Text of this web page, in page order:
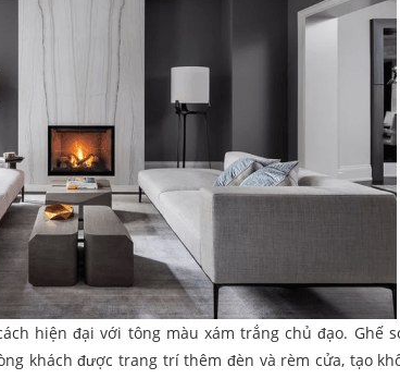
hiện đại với tông màu xám trắng chủ đạo. Ghế
khách được trang trí thêm đèn và rèm cửa, tạo